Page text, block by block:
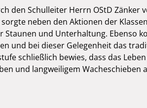
den Schulleiter Herrn OStD
neben den Aktionen der
und Unterhaltung. Ebenso
und bei dieser Gelegenheit das
schließlich bewies, dass das
und langweiligem Wacheschieben